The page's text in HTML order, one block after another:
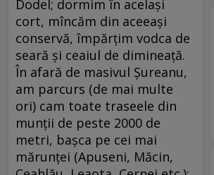
Dodel; dormim în același
cort, mîncăm din aceeași
conservă, împărțim vodca de
seară și ceaiul de dimineață.
În afară de masivul Șureanu,
am parcurs (de mai multe
ori) cam toate traseele din
munții de peste 2000 de
metri, bașca pe cei mai
mărunței (Apuseni, Măcin,